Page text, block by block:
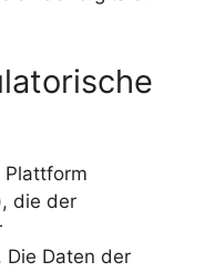
Plattform
die der
Daten der